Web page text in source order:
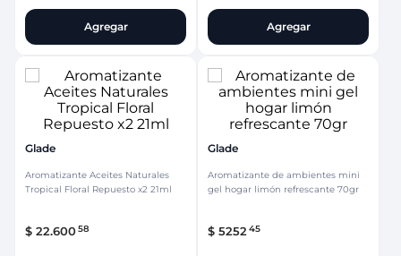
Agregar Agregar
Glade
Aromatizante Aceites Naturales
Tropical Floral Repuesto x2 21ml
$ 22.60058
Glade
Aromatizante de ambientes mini
gel hogar limón refrescante 70gr
$ 5252 45